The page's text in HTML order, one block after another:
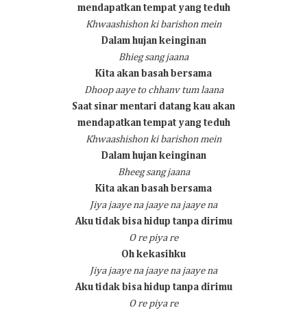
mendapatkan tempat yang teduh
Khwaashishon ki barishon mein
Dalam hujan keinginan
Bhieg sang jaana
Kita akan basah bersama
Dhoop aaye to chhanv tum laana
Saat sinar mentari datang kau akan
mendapatkan tempat yang teduh
Khwaashishon ki barishon mein
Dalam hujan keinginan
Bheeg sang jaana
Kita akan basah bersama
Jiya jaaye na jaaye na jaaye na
Aku tidak bisa hidup tanpa dirimu
O re piya re
Oh kekasihku
Jiya jaaye na jaaye na jaaye na
Aku tidak bisa hidup tanpa dirimu
O re piya re